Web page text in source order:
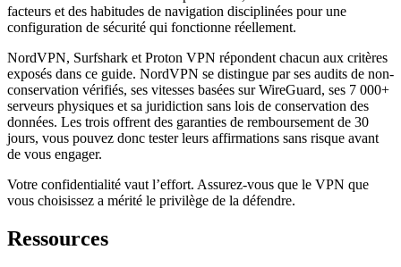
facteurs et des habitudes de navigation disciplinées pour une
configuration de sécurité qui fonctionne réellement.
NordVPN, Surfshark et Proton VPN répondent chacun aux critères
exposés dans ce guide. NordVPN se distingue par ses audits de non-
conservation vérifiés, ses vitesses basées sur WireGuard, ses 7 000+
serveurs physiques et sa juridiction sans lois de conservation des
données. Les trois offrent des garanties de remboursement de 30
jours, vous pouvez donc tester leurs affirmations sans risque avant
de vous engager.
Votre confidentialité vaut l’effort. Assurez-vous que le VPN que
vous choisissez a mérité le privilège de la défendre.
Ressources